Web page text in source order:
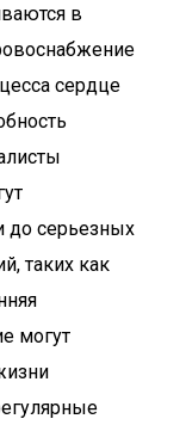
в
сердце
до серьезных
таких как
могут